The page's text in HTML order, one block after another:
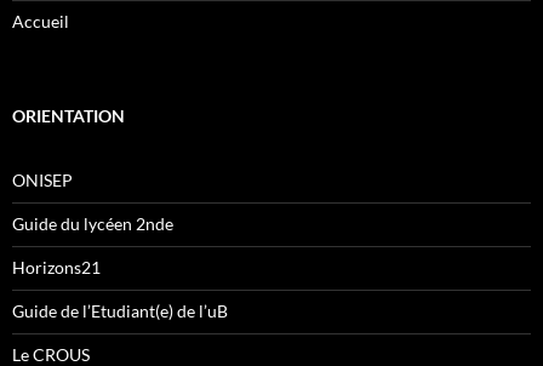
Accueil
ORIENTATION
ONISEP
Guide du lycéen 2nde
Horizons21
Guide de l’Etudiant(e) de l’uB
Le CROUS